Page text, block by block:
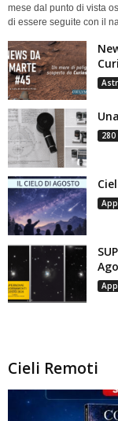
mese dal punto di vista
di essere seguite con il
280
Cieli Remoti